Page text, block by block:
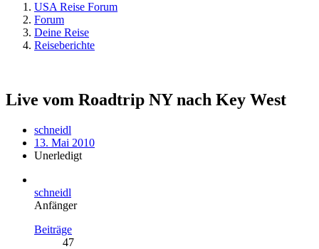
USA Reise Forum
Forum
Deine Reise
Reiseberichte
Live vom Roadtrip NY nach Key West
schneidl
13. Mai 2010
Unerledigt
schneidl
Anfänger
Beiträge
47